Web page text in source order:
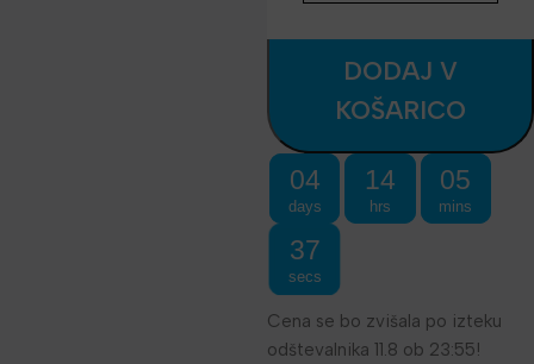
DODAJ V
KOŠARICO
04
days
14
hrs
05
mins
37
secs
Cena se bo zvišala po izteku
odštevalnika 11.8 ob 23:55!